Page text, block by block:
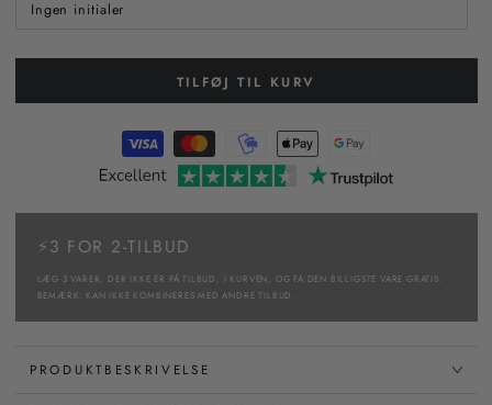
Ingen initialer
TILFØJ TIL KURV
⚡3 FOR 2-TILBUD
LÆG 3 VARER, DER IKKE ER PÅ TILBUD, I KURVEN, OG FÅ DEN BILLIGSTE VARE GRATIS.
BEMÆRK: KAN IKKE KOMBINERES MED ANDRE TILBUD.
PRODUKTBESKRIVELSE